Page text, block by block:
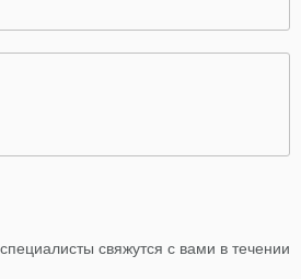
свяжутся с вами в течении